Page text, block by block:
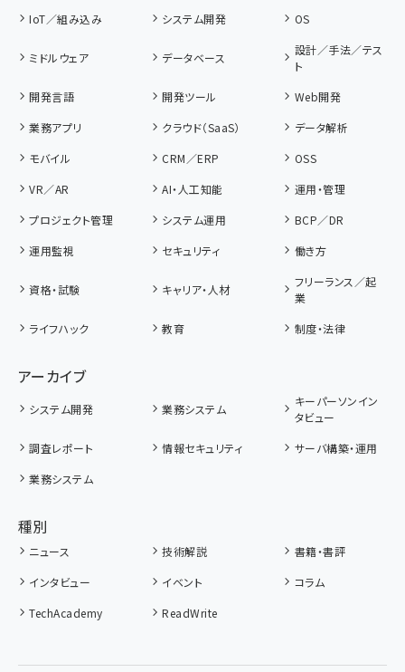
IoT／組み込み
システム開発 OS
ミドルウェア データベース
設計／手法／テス
ト
開発言語
開発ツール
Web開発
業務アプリ
クラウド（SaaS）
データ解析
モバイル
CRM／ERP
OSS
VR／AR
AI・人工知能
運用・管理
プロジェクト管理
システム運用
BCP／DR
運用監視
セキュリティ 働き方
資格・試験 キャリア・人材
フリーランス／起
業
ライフハック
教育 制度・法律
アーカイブ
システム開発 業務システム
キーパーソンイン
タビュー
調査レポート
情報セキュリティ
サーバ構築・運用
業務システム
種別
ニュース 技術解説
書籍・書評
インタビュー
イベント
コラム
TechAcademy
ReadWrite